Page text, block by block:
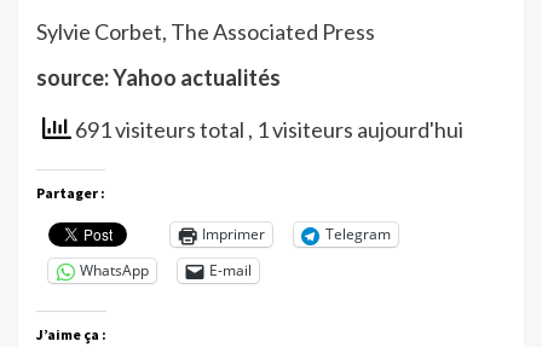
Sylvie Corbet, The Associated Press
source: Yahoo actualités
691 visiteurs total , 1 visiteurs aujourd'hui
Partager :
Imprimer
Telegram
WhatsApp
E-mail
J’aime ça :